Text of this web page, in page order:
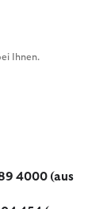
Ihnen.
4000 (aus